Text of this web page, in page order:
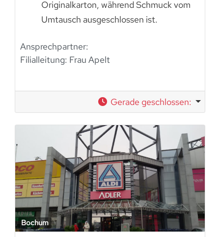
Originalkarton, während Schmuck vom
Umtausch ausgeschlossen ist.
Ansprechpartner:
Filialleitung: Frau Apelt
Gerade geschlossen:
Bochum